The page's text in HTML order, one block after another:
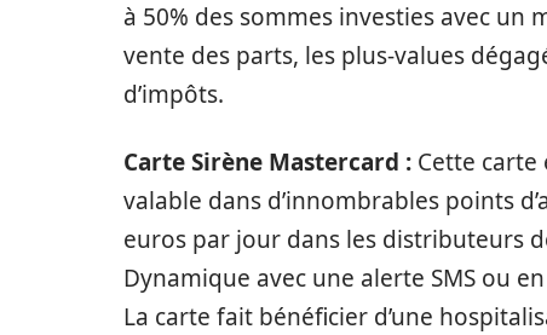
à 50% des sommes investies avec
vente des parts, les plus-values
d’impôts.
Carte Sirène Mastercard : Cette carte
valable dans d’innombrables points
euros par jour dans les distributeurs
Dynamique avec une alerte SMS ou
La carte fait bénéficier d’une